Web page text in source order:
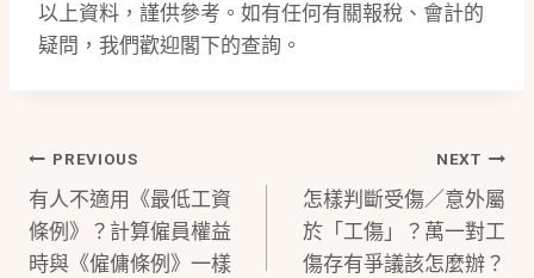
以上資料，謹供參考。如有任何有關報稅、會計的
疑問，我們歡迎閣下的查詢。
Post
Navigation
PREVIOUS
有人不適用《最低工資
條例》？計算僱員權益
時與《僱傭條例》一樣
NEXT
怎樣判斷受傷／意外屬
於「工傷」？萬一對工
傷存有爭議該怎麼辦？